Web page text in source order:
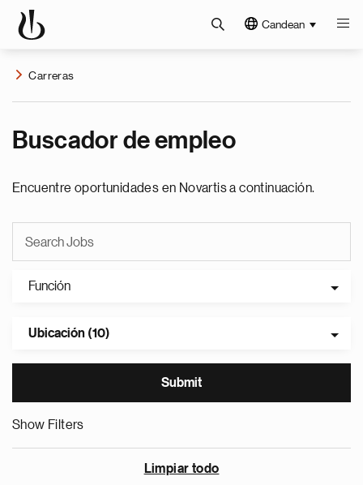
Candean
Carreras
Buscador de empleo
Encuentre oportunidades en Novartis a continuación.
Función
Ubicación (10)
Show Filters
Limpiar todo